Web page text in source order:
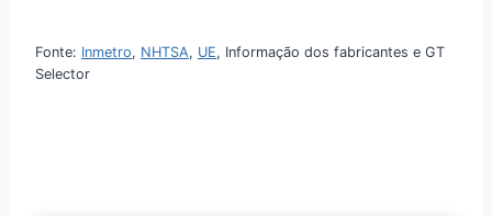
Fonte: Inmetro, NHTSA, UE, Informação dos fabricantes e GT
Selector